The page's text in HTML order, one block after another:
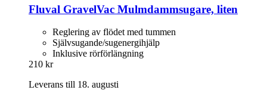
Fluval GravelVac Mulmdammsugare, liten
Reglering av flödet med tummen
Självsugande/sugenergihjälp
Inklusive rörförlängning
210 kr
Leverans till 18. augusti